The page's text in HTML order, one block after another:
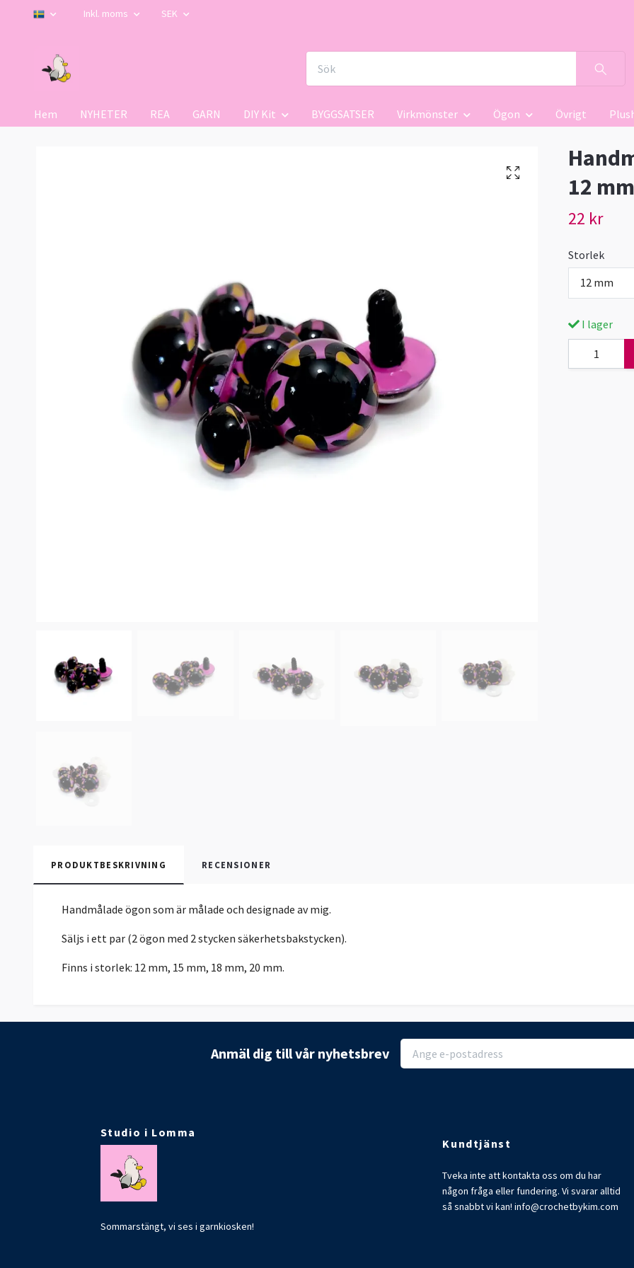
Inkl. moms SEK
Hem NYHETER REA GARN DIY Kit BYGGSATSER Virkmönster Ögon Övrigt
12
22 kr
Storlek
12 mm
I lager
PRODUKTBESKRIVNING RECENSIONER
Handmålade ögon som är målade och designade av mig.
Säljs i ett par (2 ögon med 2 stycken säkerhetsbakstycken).
Finns i storlek: 12 mm, 15 mm, 18 mm, 20 mm.
Anmäl dig till vår nyhetsbrev
Studio i Lomma
Sommarstängt, vi ses i garnkiosken!
Kundtjänst
Tveka inte att kontakta oss om du har
någon fråga eller fundering. Vi svarar alltid
så snabbt vi kan!info@crochetbykim.com